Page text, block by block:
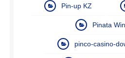
Pin-up KZ
Pinata
pinco-casino-